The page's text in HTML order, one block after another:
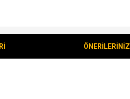
ÖNERİLERİNİZ